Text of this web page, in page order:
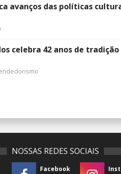
avanços das políticas
celebra 42 anos de tradição
NOSSAS REDES SOCIAIS
Facebook